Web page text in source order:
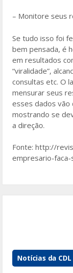
– Monitore seus
Se tudo isso foi
bem pensada, é
em resultados
“viralidade”,
consultas etc. O
mensurar seus
esses dados vão
mostrando se
a direção.
Fonte: http://
empresario-
Notícias da CDL